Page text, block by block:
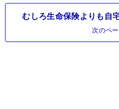
むしろ生命保険よりも自
次のペ